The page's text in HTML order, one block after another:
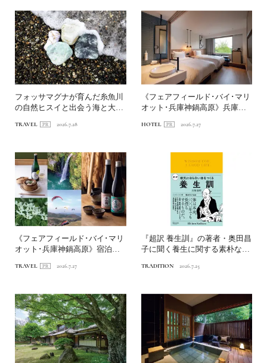
フォッサマグナが育んだ糸魚川
の自然ヒスイと出会う海と大地
TRAVEL 2026.7.28
《フェアフィールド･バイ･マリ
オット･兵庫神鍋高原》兵庫の
HOTEL 2026.7.27
《フェアフィールド･バイ･マリ
オット･兵庫神鍋高原》宿泊特
TRAVEL 2026.7.27
『超訳 養生訓』の著者・奥田昌
子に聞く養生に関する素朴な疑
TRADITION 2026.7.25